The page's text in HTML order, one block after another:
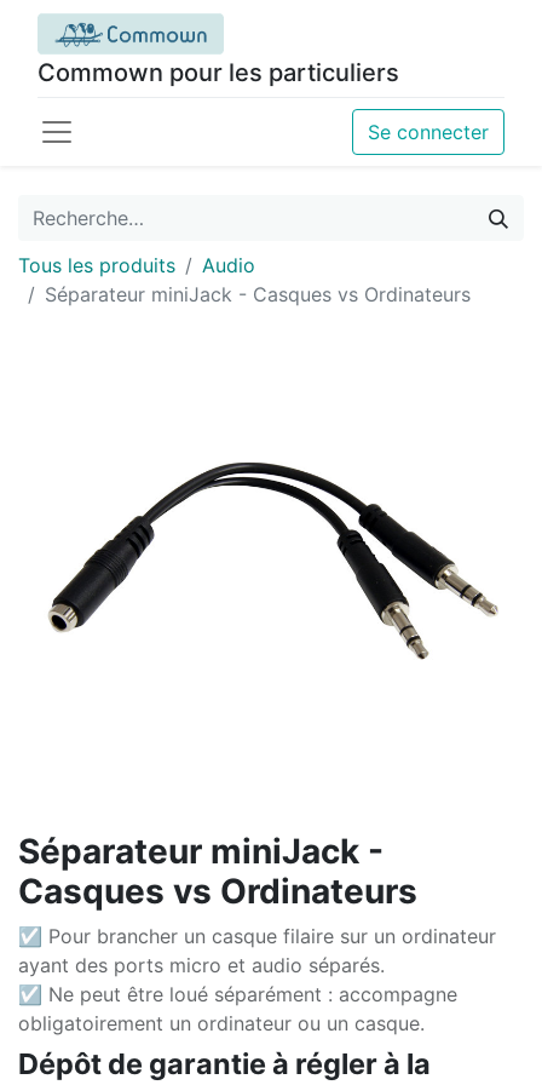
Commown pour les particuliers
Se connecter
Tous les produits
Audio
Séparateur miniJack - Casques vs Ordinateurs
Séparateur miniJack -
Casques vs Ordinateurs
☑ Pour brancher un casque filaire sur un ordinateur
ayant des ports micro et audio séparés.
☑ Ne peut être loué séparément : accompagne
obligatoirement un ordinateur ou un casque.
Dépôt de garantie à régler à la